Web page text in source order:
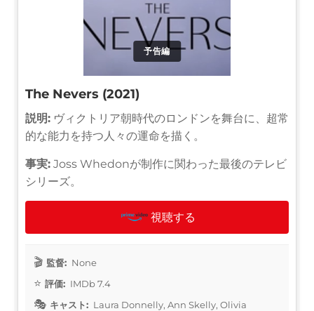
予告編
The Nevers (2021)
説明: ヴィクトリア朝時代のロンドンを舞台に、超常
的な能力を持つ人々の運命を描く。
事実: Joss Whedonが制作に関わった最後のテレビ
シリーズ。
視聴する
監督: None
評価: IMDb 7.4
キャスト: Laura Donnelly, Ann Skelly, Olivia